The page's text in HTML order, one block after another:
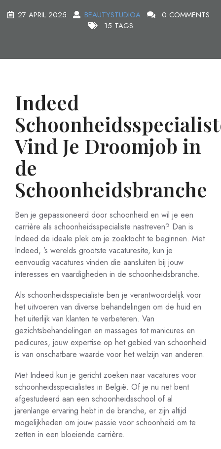
27 APRIL 2025 BEAUTYSTUDIOA
0 COMMENTS
15 TAGS
Indeed
Vind Je Droomjob in
de
Schoonheidsbranche
Ben je gepassioneerd door schoonheid en wil je een
carrière als schoonheidsspecialiste nastreven? Dan is
Indeed de ideale plek om je zoektocht te beginnen. Met
Indeed, ’s werelds grootste vacaturesite, kun je
eenvoudig vacatures vinden die aansluiten bij jouw
interesses en vaardigheden in de schoonheidsbranche.
Als schoonheidsspecialiste ben je verantwoordelijk voor
het uitvoeren van diverse behandelingen om de huid en
het uiterlijk van klanten te verbeteren. Van
gezichtsbehandelingen en massages tot manicures en
pedicures, jouw expertise op het gebied van schoonheid
is van onschatbare waarde voor het welzijn van anderen.
Met Indeed kun je gericht zoeken naar vacatures voor
schoonheidsspecialistes in België. Of je nu net bent
afgestudeerd aan een schoonheidsschool of al
jarenlange ervaring hebt in de branche, er zijn altijd
mogelijkheden om jouw passie voor schoonheid om te
zetten in een bloeiende carrière.